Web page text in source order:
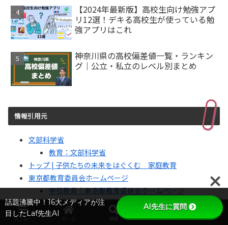
【2024年最新版】高校生向け勉強アプ
リ12選！デキる高校生が使っている勉
強アプリはこれ
神奈川県の高校偏差値一覧・ランキン
グ｜公立・私立のレベル別まとめ
情報引用元
文部科学省
教育：文部科学省
トップ | 子供たちの未来をはぐくむ 家庭教育
東京都教育委員会ホームページ
学校教育｜東京都教育委員会ホームページ
トップ – 公教育データ・プラットフォーム
東京大学男女共同参画室
メニュー トップ サイドバー
話題沸騰中！16大メディアが注
目したLaf先生AI
AI先生に質問